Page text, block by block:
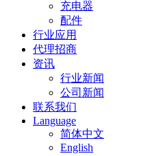
充电器
配件
行业应用
代理招商
资讯
行业新闻
公司新闻
联系我们
Language
简体中文
English